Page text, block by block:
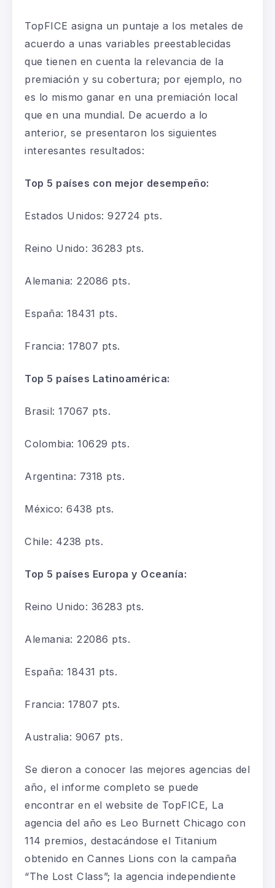
TopFICE asigna un puntaje a los metales de
acuerdo a unas variables preestablecidas
que tienen en cuenta la relevancia de la
premiación y su cobertura; por ejemplo, no
es lo mismo ganar en una premiación local
que en una mundial. De acuerdo a lo
anterior, se presentaron los siguientes
interesantes resultados:
Top 5 países con mejor desempeño:
Estados Unidos: 92724 pts.
Reino Unido: 36283 pts.
Alemania: 22086 pts.
España: 18431 pts.
Francia: 17807 pts.
Top 5 países Latinoamérica:
Brasil: 17067 pts.
Colombia: 10629 pts.
Argentina: 7318 pts.
México: 6438 pts.
Chile: 4238 pts.
Top 5 países Europa y Oceanía:
Reino Unido: 36283 pts.
Alemania: 22086 pts.
España: 18431 pts.
Francia: 17807 pts.
Australia: 9067 pts.
Se dieron a conocer las mejores agencias del
año, el informe completo se puede
encontrar en el website de TopFICE, La
agencia del año es Leo Burnett Chicago con
114 premios, destacándose el Titanium
obtenido en Cannes Lions con la campaña
“The Lost Class”; la agencia independiente